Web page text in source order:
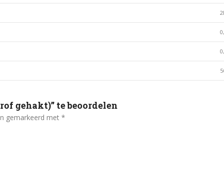
gehakt)” te beoordelen
gemarkeerd met *